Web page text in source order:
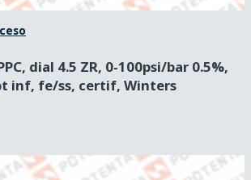
dial 4.5 ZR, 0-100psi/bar 0.5%,
inf, fe/ss, certif, Winters